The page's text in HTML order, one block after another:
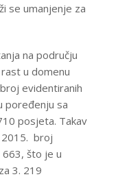
se umanjenje za
na području
u domenu
evidentiranih
poređenju sa
posjeta. Takav
2015. broj
što je u
3. 219